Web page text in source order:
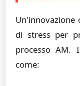
Un'innovazione
di stress per
processo AM.
come: